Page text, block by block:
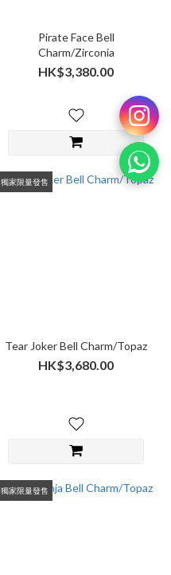
Pirate Face Bell
Charm/Zirconia
HK$3,380.00
獨家限量發售
Tear Joker Bell Charm/Topaz
HK$3,680.00
獨家限量發售